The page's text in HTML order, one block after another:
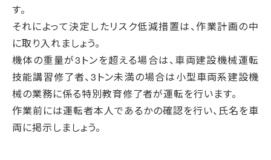
す。
それによって決定したリスク低減措置は、作業計画の中
に取り入れましょう。
機体の重量が3トンを超える場合は、車両建設機械運転
技能講習修了者、3トン未満の場合は小型車両系建設機
械の業務に係る特別教育修了者が運転を行います。
作業前には運転者本人であるかの確認を行い、氏名を車
両に掲示しましょう。